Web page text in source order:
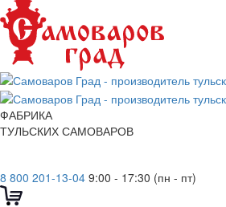
ФАБРИКА
ТУЛЬСКИХ САМОВАРОВ
8 800 201-13-04 9:00 - 17:30 (пн - пт)